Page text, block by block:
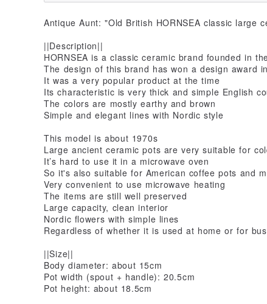
Antique Aunt: "Old British HORNSEA classic large
||Description||
HORNSEA is a classic ceramic brand founded in
The design of this brand has won a design award
It was a very popular product at the time
Its characteristic is very thick and simple English
The colors are mostly earthy and brown
Simple and elegant lines with Nordic style
This model is about 1970s
Large ancient ceramic pots are very suitable for
It’s hard to use it in a microwave oven
So it's also suitable for American coffee pots and
Very convenient to use microwave heating
The items are still well preserved
Large capacity, clean interior
Nordic flowers with simple lines
Regardless of whether it is used at home or for
||Size||
Body diameter: about 15cm
Pot width (spout + handle): 20.5cm
Pot height: about 18.5cm